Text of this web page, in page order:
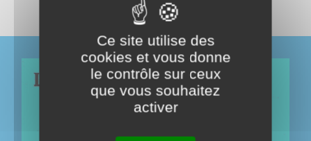
Ce site utilise des
cookies et vous donne
le contrôle sur ceux
que vous souhaitez
activer